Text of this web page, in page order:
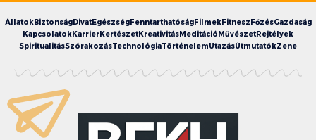
ÁllatokBiztonságDivatEgészségFenntarthatóságFilmekFitneszFőzésGazdaság
KapcsolatokKarrierKertészetKreativitásMeditációMűvészetRejtélyek
SpiritualitásSzórakozásTechnológiaTörténelemUtazásÚtmutatókZene